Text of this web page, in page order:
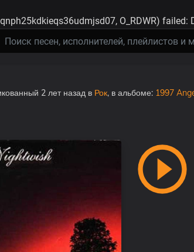
O_RDWR) failed:
2 лет назад в Рок, в альбоме: 1997